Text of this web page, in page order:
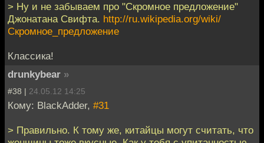
> Ну и не забываем про "Скромное предложение"
Джонатана Свифта. http://ru.wikipedia.org/wiki/
Скромное_предложение
Классика!
drunkybear »
#38 | 24.05.12 14:25
Кому: BlackAdder, #31
> Правильно. К тому же, китайцы могут считать, что